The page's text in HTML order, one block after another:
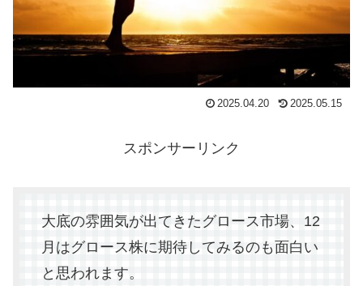
2025.04.20 2025.05.15
スポンサーリンク
大底の雰囲気が出てきたグロース市場、12
月はグロース株に期待してみるのも面白い
と思われます。